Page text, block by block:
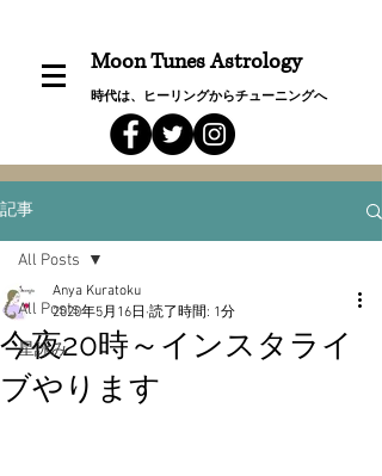
Moon Tunes Astrology
時代は、ヒーリングからチューニングへ
記事
All Posts
星詠み
All Posts
今夜20時～インスタライ
ブやります
Anya Kuratoku
2020年5月16日 読了時間: 1分